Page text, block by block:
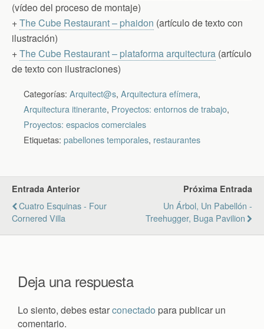
(vídeo del proceso de montaje)
+The Cube Restaurant – phaidon (artículo de texto con
ilustración)
+The Cube Restaurant – plataforma arquitectura (artículo
de texto con ilustraciones)
Categorías: Arquitect@s, Arquitectura efímera,
Arquitectura itinerante, Proyectos: entornos de trabajo,
Proyectos: espacios comerciales
Etiquetas: pabellones temporales, restaurantes
Entrada Anterior
Cuatro Esquinas - Four
Cornered Villa
Próxima Entrada
Un Árbol, Un Pabellón -
Treehugger, Buga Pavilion
Deja una respuesta
Lo siento, debes estarconectado para publicar un
comentario.